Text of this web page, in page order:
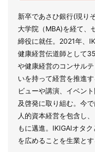
新卒であさひ銀行(現り
大学院（MBA)を経て、
締役に就任。2021年、
健康経営伝道師として
や健康経営のコンサル
いを持って経営を推進
ビューや講演、イベン
及啓発に取り組む。今
人的資本経営を包含し
もに邁進。IKIGAIオタ
を広めることを生業とす